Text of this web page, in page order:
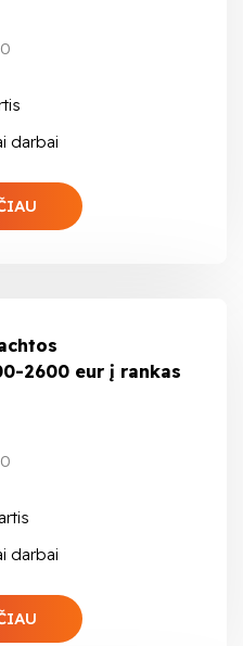
darbai
2600 eur į rankas
darbai